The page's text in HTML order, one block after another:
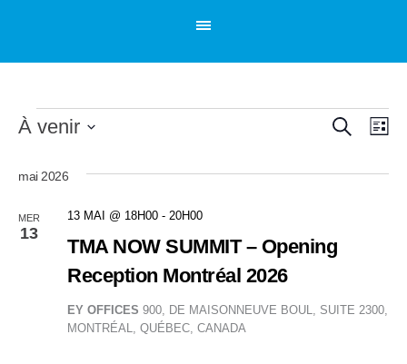
Évènements
et
de
À venir
une
mai 2026
MER
13
TMA NOW SUMMIT – Opening
Reception Montréal 2026
13 MAI @ 18H00 - 20H00
EY OFFICES 900, DE MAISONNEUVE BOUL, SUITE 2300,
MONTRÉAL, QUÉBEC, CANADA